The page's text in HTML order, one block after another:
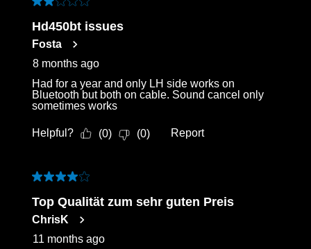
159
Reviews
2 out of 5 stars.
Hd450bt issues
Fosta
8 months ago
Had for a year and only LH side works on
Bluetooth but both on cable. Sound cancel only
sometimes works
Helpful? (0) (0) Report
4 out of 5 stars.
Top Qualität zum sehr guten Preis
ChrisK
11 months ago